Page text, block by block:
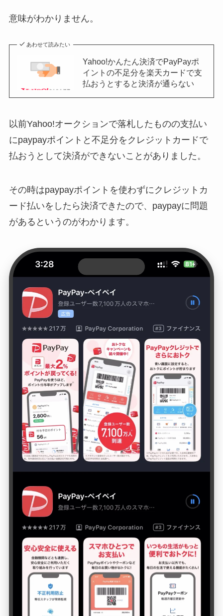
意味がわかりません。
あわせて読みたい
Yahoo!かんたん決済でPayPayポ
イントの不足分を楽天カードで支
払おうとすると決済が通らない
以前Yahoo!オークションで落札したものの支払い
にpaypayポイントと不足分をクレジットカードで
払おうとして決済ができないことがありました。
その時はpaypayポイントを使わずにクレジットカ
ード払いをしたら決済できたので、paypayに問題
があるというのがわかります。